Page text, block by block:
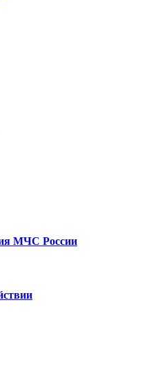
МЧС России